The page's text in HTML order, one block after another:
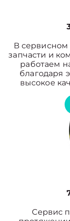
В сервисном
запчасти и
работаем
благодаря
высокое
Сервис